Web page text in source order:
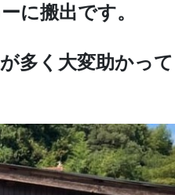
に搬出です。
多く大変助かっ